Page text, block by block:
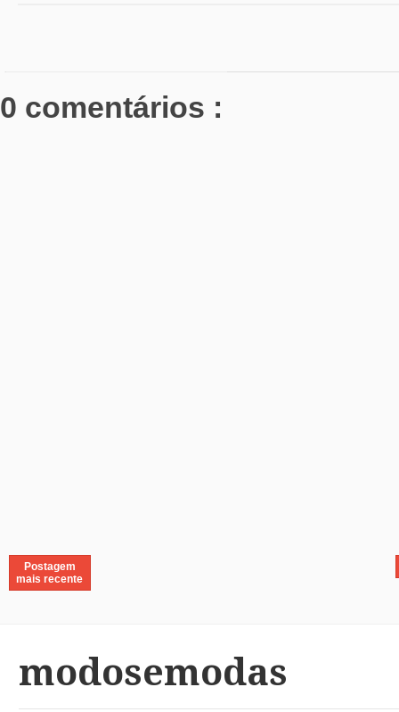
0 comentários :
Postagem
mais recente
modosemodas